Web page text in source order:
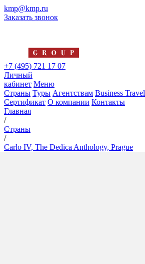
kmp@kmp.ru
Заказать звонок
+7 (495) 721 17 07
Личный
кабинет Меню
Страны Туры Агентствам Business Travel
Сертификат О компании Контакты
Главная
/
Страны
/
Carlo IV, The Dedica Anthology, Prague